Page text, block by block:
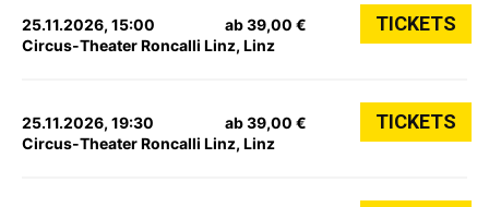
25.11.2026, 15:00
Circus-Theater Roncalli Linz, Linz
ab 39,00 € TICKETS
25.11.2026, 19:30
Circus-Theater Roncalli Linz, Linz
ab 39,00 € TICKETS